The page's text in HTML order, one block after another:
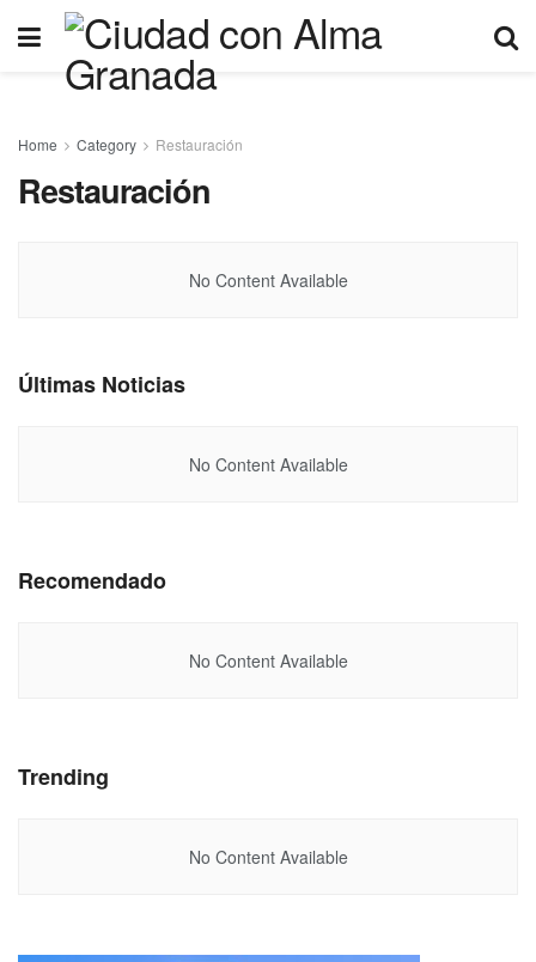
Home Category Restauración
Restauración
No Content Available
Últimas Noticias
No Content Available
Recomendado
No Content Available
Trending
No Content Available